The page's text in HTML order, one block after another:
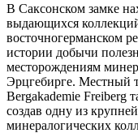
В Саксонском замке
выдающихся
восточногерманском
истории добычи
месторождениям
Эрцгебирге. Местный
Bergakademie Freiberg
создав одну из
минералогических